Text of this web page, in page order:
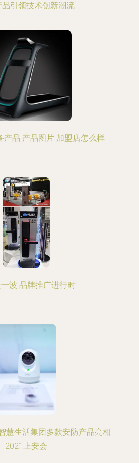
品引领技术创新潮流
产品 产品图片 加盟店怎么样
波 品牌推广进行时
慧生活集团多款安防产品亮相
2021上安会